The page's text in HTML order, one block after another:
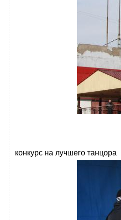
конкурс на лучшего танцора